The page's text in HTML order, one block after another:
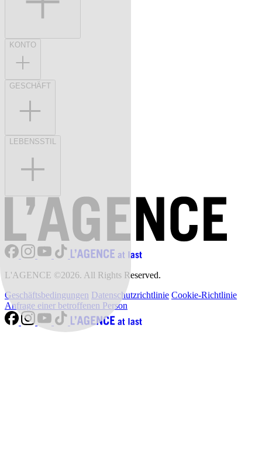
KONTO
GESCHÄFT
LEBENSSTIL
L'AGENCE ©2026. All Rights Reserved.
Geschäftsbedingungen Datenschutzrichtlinie Cookie-Richtlinie
Anfrage einer betroffenen Person